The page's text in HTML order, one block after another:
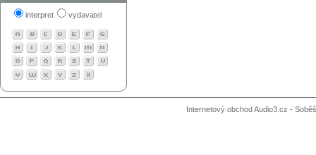
interpret vydavatel
Internetový obchod Audio3.cz -